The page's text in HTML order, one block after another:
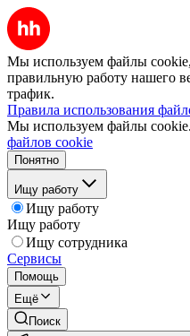
Мы используем файлы
правильную работу нашего
трафик.
Правила использования
Мы используем файлы cookie.
файлов cookie
Понятно
Ищу работу
Ищу работу
Ищу работу
Ищу сотрудника
Сервисы
Помощь
Ещё
Поиск